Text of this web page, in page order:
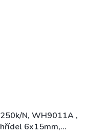
250k/N, WH9011A ,
hřídel 6x15mm,